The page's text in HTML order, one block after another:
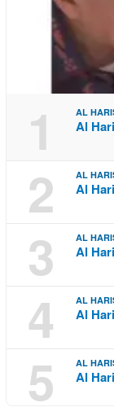
1 AL
Al
2 AL
Al
3 AL
Al
4 AL
Al
5 AL
Al